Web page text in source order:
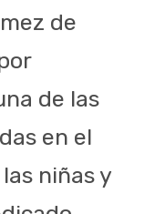
de
de las
en el
niñas y